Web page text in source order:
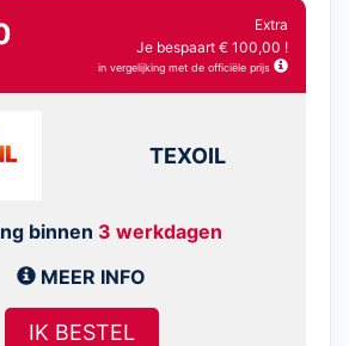
Extra
Je bespaart € 100,00 !
in vergelijking met de officiële prijs
TEXOIL
binnen 3 werkdagen
MEER INFO
IK BESTEL